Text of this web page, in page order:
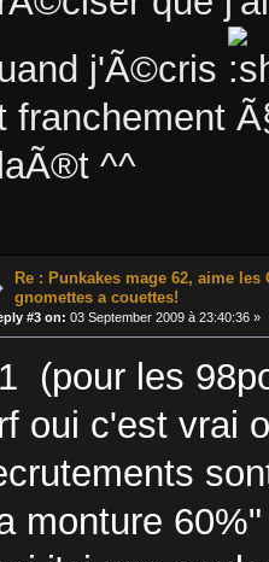
j'Ã©cris
franchement
^^
Re : Punkakes mage 62, aime
gnomettes a couettes!
#3 on: 03 September 2009 à 23:40:36 »
(pour les
oui c'est vrai
monture 60%"